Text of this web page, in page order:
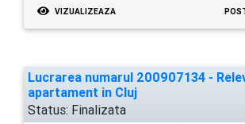
VIZUALIZEAZA
Lucrarea numarul 200907134 -
apartament in Cluj
Status: Finalizata